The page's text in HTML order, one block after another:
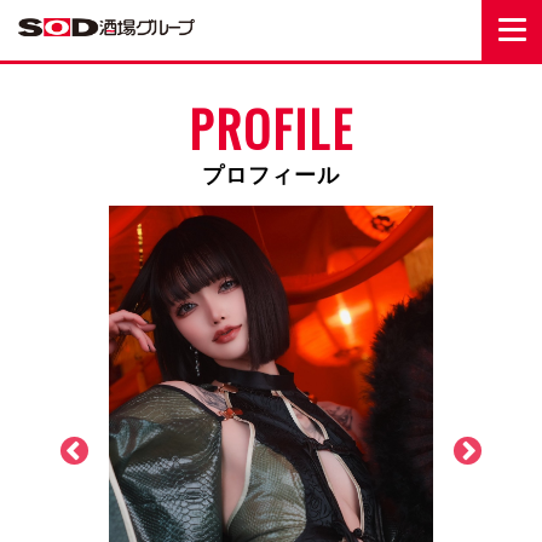
PROFILE
プロフィール